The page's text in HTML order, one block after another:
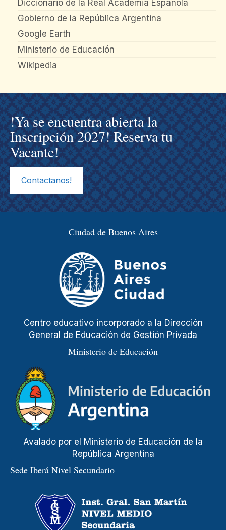
Diccionario de la Real Academia Española
Gobierno de la República Argentina
Google Earth
Ministerio de Educación
Wikipedia
!Ya se encuentra abierta la
Inscripción 2027! Reserva tu
Vacante!
Contactanos!
Ciudad de Buenos Aires
Centro educativo incorporado a la Dirección
General de Educación de Gestión Privada
Ministerio de Educación
Avalado por el Ministerio de Educación de la
República Argentina
Sede Iberá Nivel Secundario